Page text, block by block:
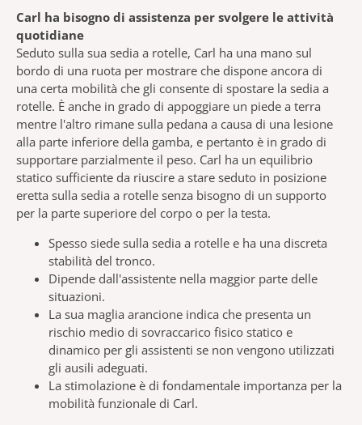
Carl ha bisogno di assistenza per svolgere le attività
quotidiane
Seduto sulla sua sedia a rotelle, Carl ha una mano sul
bordo di una ruota per mostrare che dispone ancora di
una certa mobilità che gli consente di spostare la sedia a
rotelle. È anche in grado di appoggiare un piede a terra
mentre l'altro rimane sulla pedana a causa di una lesione
alla parte inferiore della gamba, e pertanto è in grado di
supportare parzialmente il peso. Carl ha un equilibrio
statico sufficiente da riuscire a stare seduto in posizione
eretta sulla sedia a rotelle senza bisogno di un supporto
per la parte superiore del corpo o per la testa.
Spesso siede sulla sedia a rotelle e ha una discreta
stabilità del tronco.
Dipende dall'assistente nella maggior parte delle
situazioni.
La sua maglia arancione indica che presenta un
rischio medio di sovraccarico fisico statico e
dinamico per gli assistenti se non vengono utilizzati
gli ausili adeguati.
La stimolazione è di fondamentale importanza per la
mobilità funzionale di Carl.